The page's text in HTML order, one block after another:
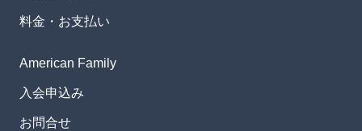
料金・お支払い
American Family
入会申込み
お問合せ